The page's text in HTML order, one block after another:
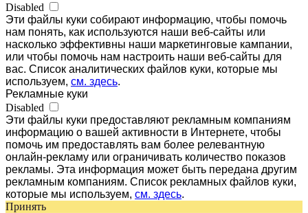
Disabled
Эти файлы куки собирают информацию, чтобы помочь
нам понять, как используются наши веб-сайты или
насколько эффективны наши маркетинговые кампании,
или чтобы помочь нам настроить наши веб-сайты для
вас. Список аналитических файлов куки, которые мы
используем, см. здесь.
Рекламные куки
Disabled
Эти файлы куки предоставляют рекламным компаниям
информацию о вашей активности в Интернете, чтобы
помочь им предоставлять вам более релевантную
онлайн-рекламу или ограничивать количество показов
рекламы. Эта информация может быть передана другим
рекламным компаниям. Список рекламных файлов куки,
которые мы используем, см. здесь.
Принять